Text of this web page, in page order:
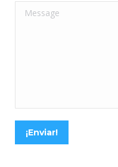
Message
¡Enviar!